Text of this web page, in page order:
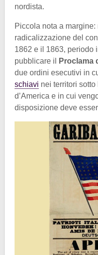
nordista.
Piccola nota a
radicalizzazione del
1862 e il 1863, periodo
pubblicare il
Proclama
due ordini esecutivi in
schiavi nei territori
d’America e in cui
disposizione deve